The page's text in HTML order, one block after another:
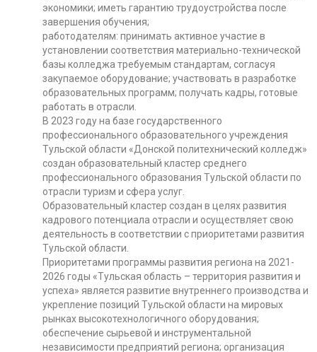
экономики; иметь гарантию трудоустройства после
завершения обучения;
работодателям: принимать активное участие в
установлении соответствия материально-технической
базы колледжа требуемым стандартам, согласуя
закупаемое оборудование; участвовать в разработке
образовательных программ; получать кадры, готовые
работать в отрасли.
В 2023 году на базе государственного
профессионального образовательного учреждения
Тульской области «Донской политехнический колледж»
создан образовательный кластер среднего
профессионального образования Тульской области по
отрасли туризм и сфера услуг.
Образовательный кластер создан в целях развития
кадрового потенциала отрасли и осуществляет свою
деятельность в соответствии с приоритетами развития
Тульской области.
Приоритетами программы развития региона на 2021-
2026 годы «Тульская область – территория развития и
успеха» является развитие внутреннего производства и
укрепление позиций Тульской области на мировых
рынках высокотехнологичного оборудования;
обеспечение сырьевой и инструментальной
независимости предприятий региона; организация